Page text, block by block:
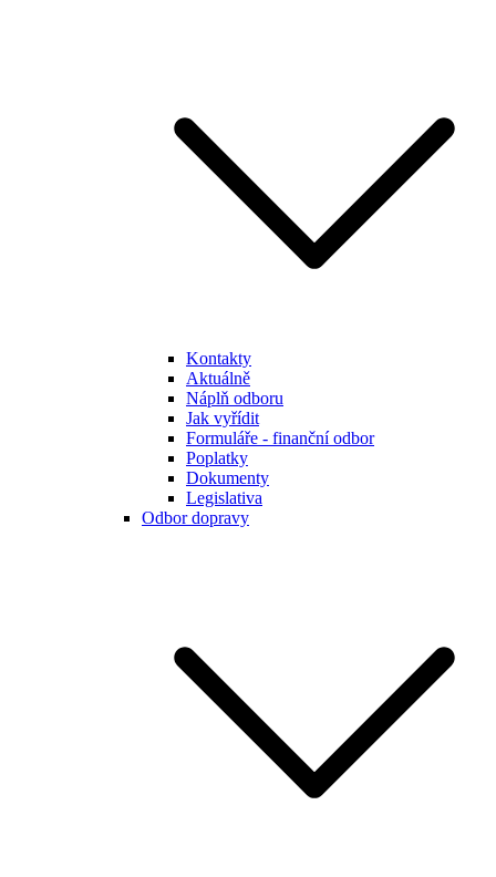
Kontakty
Aktuálně
Náplň odboru
Jak vyřídit
Formuláře - finanční odbor
Poplatky
Dokumenty
Legislativa
Odbor dopravy